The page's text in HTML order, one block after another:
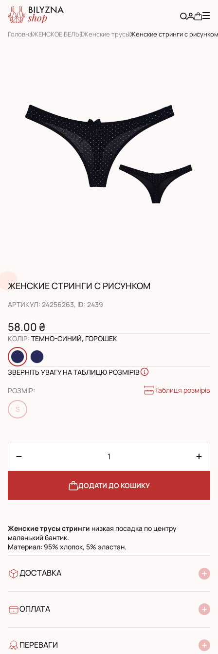
ГоловнаЖЕНСКОЕ БЕЛЬЕЖенскиe трусыЖенские стринги с рисунком
ЖЕНСКИЕ СТРИНГИ С РИСУНКОМ
АРТИКУЛ: 24256263, ID: 2439
58.00 ₴
КОЛІР: ТЕМНО-СИНИЙ, ГОРОШЕК
ЗВЕРНІТЬ УВАГУ НА ТАБЛИЦЮ РОЗМІРІВ
РОЗМІР: Таблиця розмірів
S
ДОДАТИ ДО КОШИКУ
Женскиетрусыстринги низкая посадка по центру
маленький бантик.
Материал: 95% хлопок, 5% эластан.
ДОСТАВКА
УкрПошта стандарт
ОПЛАТА
Банківський переказ
ПЕРЕВАГИ